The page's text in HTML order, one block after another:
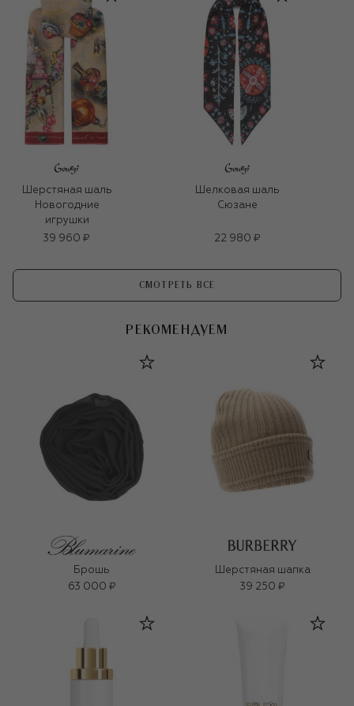
Шерстяная шаль
Новогодние
игрушки
39 960 ₽
Шелковая шаль
Сюзане
22 980 ₽
СМОТРЕТЬ ВСЕ
РЕКОМЕНДУЕМ
Брошь
63 000 ₽
Шерстяная шапка
39 250 ₽